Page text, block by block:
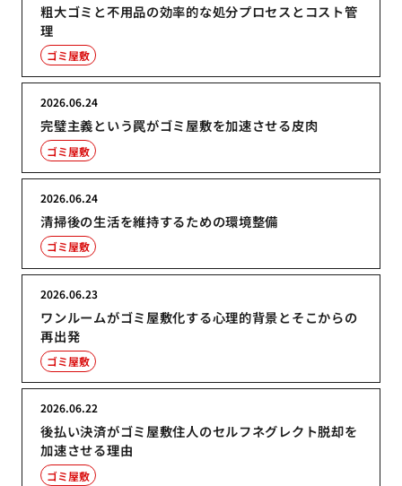
粗大ゴミと不用品の効率的な処分プロセスとコスト管
理
ゴミ屋敷
完璧主義という罠がゴミ屋敷を加速させる皮肉
2026.06.24
ゴミ屋敷
清掃後の生活を維持するための環境整備
2026.06.24
ゴミ屋敷
ワンルームがゴミ屋敷化する心理的背景とそこからの
再出発
2026.06.23
ゴミ屋敷
後払い決済がゴミ屋敷住人のセルフネグレクト脱却を
加速させる理由
2026.06.22
ゴミ屋敷